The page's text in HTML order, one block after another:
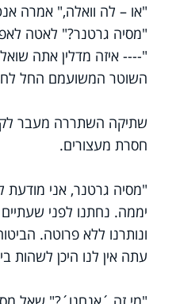
"או – לה וואלה," אמרה
"מסיה גרטנר?" לאטה
"---- איזה מדלין אתה
השוטר המשועמם החל
שתיקה השתררה מעבר
חסרת מעצורים.
"מסיה גרטנר, אני מודעת
יממה. נחתנו לפני
ונותרנו ללא פרוטה.
עתה אין לנו היכן לשהות